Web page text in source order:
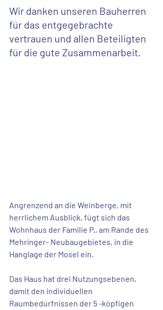
Wir danken unseren Bauherren
für das entgegebrachte
vertrauen und allen Beteiligten
für die gute Zusammenarbeit.
Angrenzend an die Weinberge, mit
herrlichem Ausblick, fügt sich das
Wohnhaus der Familie P., am Rande des
Mehringer- Neubaugebietes, in die
Hanglage der Mosel ein.
Das Haus hat drei Nutzungsebenen,
damit den individuellen
Raumbedürfnissen der 5 -köpfigen